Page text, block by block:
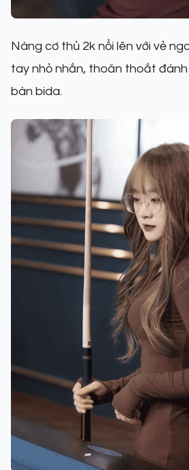
Nàng cơ thủ 2k nổi lên với vẻ
tay nhỏ nhắn, thoăn thoắt
bàn bida.